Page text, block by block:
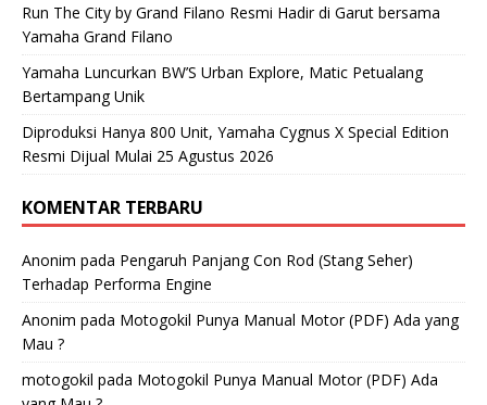
Run The City by Grand Filano Resmi Hadir di Garut bersama
Yamaha Grand Filano
Yamaha Luncurkan BW’S Urban Explore, Matic Petualang
Bertampang Unik
Diproduksi Hanya 800 Unit, Yamaha Cygnus X Special Edition
Resmi Dijual Mulai 25 Agustus 2026
KOMENTAR TERBARU
Anonim pada Pengaruh Panjang Con Rod (Stang Seher)
Terhadap Performa Engine
Anonim pada Motogokil Punya Manual Motor (PDF) Ada yang
Mau ?
motogokil pada Motogokil Punya Manual Motor (PDF) Ada